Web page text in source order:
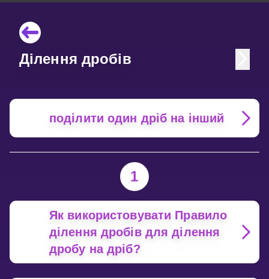
Ділення дробів
поділити один дріб на інший
1
Як використовувати Правило
ділення дробів для ділення
дробу на дріб?